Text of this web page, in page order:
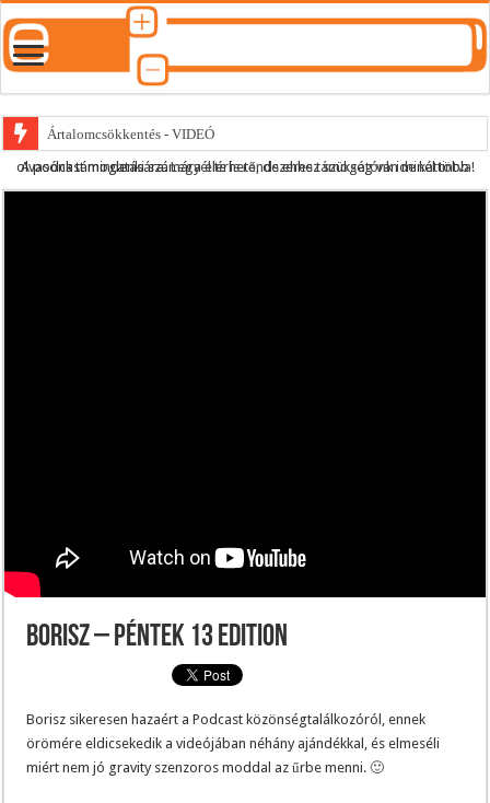
Ártalomcsökkentés - VIDEÓ
E-cigi használati szokások 2.0
A podcast mindenki számára elérhető, de ehhez szükség van minél több olvasónk támogatására.Legyél te is rendszeres támogatónk ide kattintva!
Borisz – Péntek 13 edition
Borisz sikeresen hazaért a Podcast közönségtalálkozóról, ennek
örömére eldicsekedik a videójában néhány ajándékkal, és elmeséli
miért nem jó gravity szenzoros moddal az űrbe menni. 🙂